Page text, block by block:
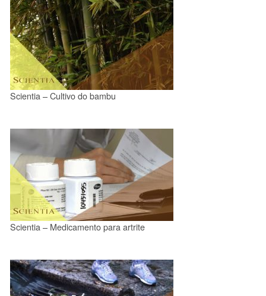
Scientia – Cultivo do bambu
Scientia – Medicamento para artrite